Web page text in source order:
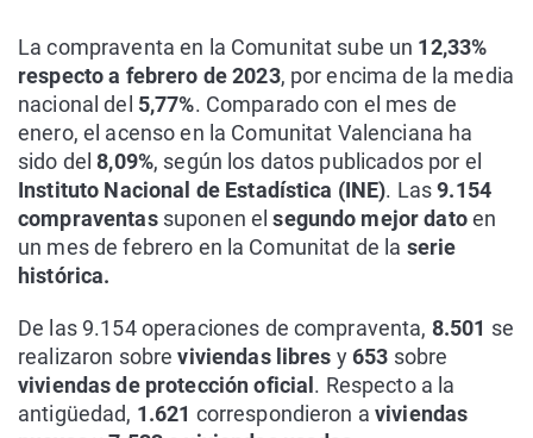
La compraventa en la Comunitat sube un 12,33%
respecto a febrero de 2023, por encima de la media
nacional del 5,77%. Comparado con el mes de
enero, el acenso en la Comunitat Valenciana ha
sido del8,09%, según los datos publicados por el
Instituto Nacional de Estadística (INE). Las9.154
compraventassuponen elsegundo mejor datoen
un mes de febrero en la Comunitat de la serie
histórica.
De las 9.154 operaciones de compraventa, 8.501 se
realizaron sobreviviendas libres y653 sobre
viviendas de protección oficial . Respecto a la
antigüedad, 1.621 correspondieron aviviendas